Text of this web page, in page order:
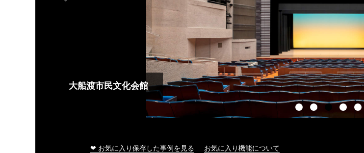
大船渡市民文化会館
❤ お気に入り保存した事例を見る お気に入り機能について